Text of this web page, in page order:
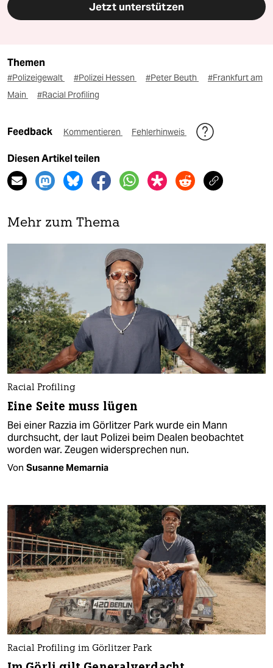
Jetzt unterstützen
Themen
#Polizeigewalt #Polizei Hessen #Peter Beuth
#Frankfurt am
Main
#Racial Profiling
Feedback Kommentieren Fehlerhinweis
Diesen Artikel teilen
Mehr zum Thema
Racial Profiling
Eine Seite muss lügen
Bei einer Razzia im Görlitzer Park wurde ein Mann
durchsucht, der laut Polizei beim Dealen beobachtet
worden war. Zeugen widersprechen nun.
Von Susanne Memarnia
Racial Profiling im Görlitzer Park